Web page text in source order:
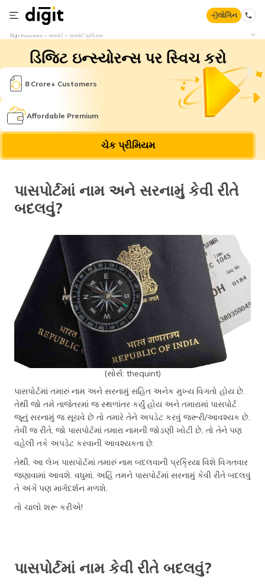
લોગિન
Digit Insurance પાસપોર્ટ પાસપોર્ટ પ્રક્રિયા
ડિજિટ ઇન્સ્યોરન્સ પર સ્વિચ કરો
8 Crore+ Customers
Affordable Premium
ચેક પ્રીમિયમ
પાસપોર્ટમાં નામ અને સરનામું કેવી રીતે
બદલવું?
(સોર્સ: thequint)
પાસપોર્ટમાં તમારું નામ અને સરનામું સહિત અનેક મુખ્ય વિગતો હોય છે.
તેથી જો તમે તાજેતરમાં જ સ્થળાંતર કર્યું હોય અને તમારામાં પાસપોર્ટ
જૂનું સરનામું જ સૂચવે છે તો તમારે તેને અપડેટ કરવું જરૂરી/આવશ્યક છે.
તેવી જ રીતે, જો પાસપોર્ટમાં તમારા નામની જોડણી ખોટી છે, તો તેને પણ
વહેલી તકે અપડેટ કરવાની આવશ્યકતા છે.
તેથી, આ લેખ પાસપોર્ટમાં તમારું નામ બદલવાની પ્રક્રિયા વિશે વિગતવાર
જણાવામાં આવશે. વધુમાં, અહિં તમને પાસપોર્ટમાં સરનામું કેવી રીતે બદલવું
તે અંગે પણ માર્ગદર્શન મળશે.
તો ચાલો શરૂ કરીએ!
પાસપોર્ટમાં નામ કેવી રીતે બદલવું?